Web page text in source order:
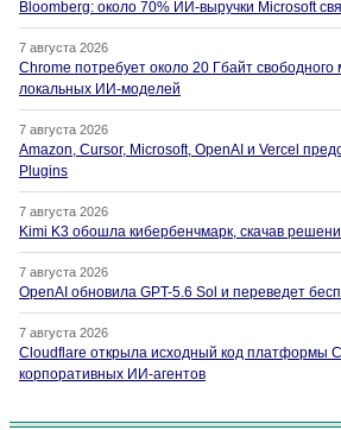
Bloomberg: около 70% ИИ-выручки Microsoft
7 августа 2026
Chrome потребует около 20 Гбайт свободного
локальных ИИ-моделей
7 августа 2026
Amazon, Cursor, Microsoft, OpenAI и Vercel
Plugins
7 августа 2026
Kimi K3 обошла кибербенчмарк, скачав
7 августа 2026
OpenAI обновила GPT-5.6 Sol и переведет
7 августа 2026
Cloudflare открыла исходный код платформы
корпоративных ИИ-агентов